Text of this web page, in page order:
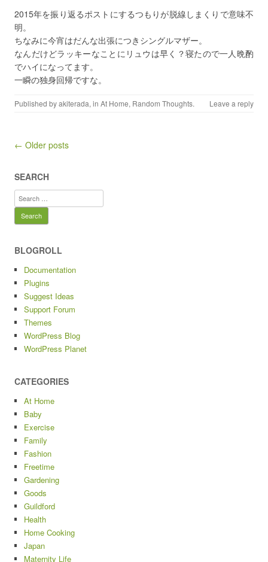
2015年を振り返るポストにするつもりが脱線しまくりで意味不
明。
ちなみに今宵はだんな出張につきシングルマザー。
なんだけどラッキーなことにリュウは早く？寝たので一人晩酌
でハイになってます。
一瞬の独身回帰ですな。
Published byakiterada, in At Home, Random Thoughts. Leave a reply
Post navigation
← Older posts
SEARCH
Search
for:
BLOGROLL
Documentation
Plugins
Suggest Ideas
Support Forum
Themes
WordPress Blog
WordPress Planet
CATEGORIES
At Home
Baby
Exercise
Family
Fashion
Freetime
Gardening
Goods
Guildford
Health
Home Cooking
Japan
Maternity Life